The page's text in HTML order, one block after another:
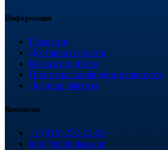
Информация
Гарантия
Доставка и оплата
Возврат и обмен
Политика конфиденциальности
Договор оферты
Контакты
+7 (918) 252-12-26
info@teploplas.com